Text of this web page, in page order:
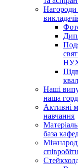
Нагороди
Наші
наша
Активні
навчання
база